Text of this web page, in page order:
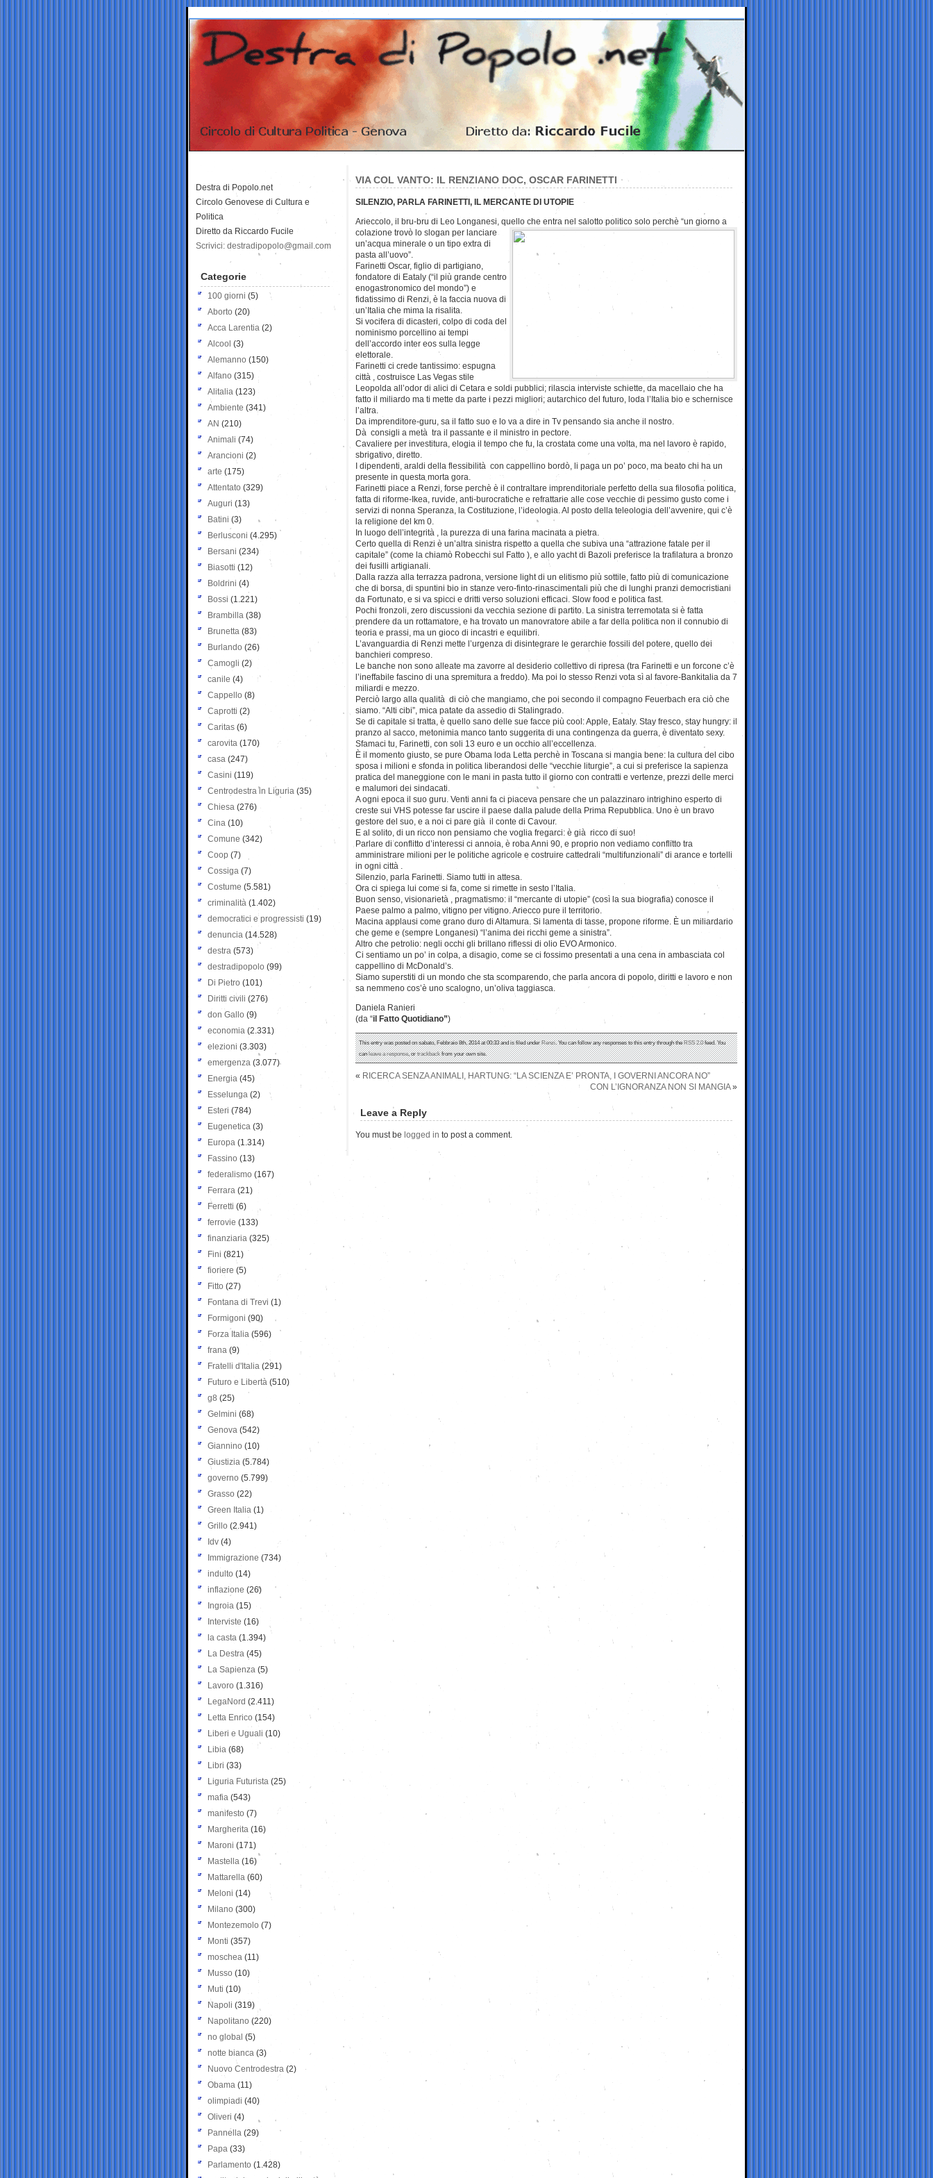
VIA COL VANTO: IL RENZIANO DOC, OSCAR FARINETTI
SILENZIO, PARLA FARINETTI, IL MERCANTE DI UTOPIE
Arieccolo, il bru-bru di Leo Longanesi, quello che entra nel salotto politico solo perchè “un giorno a
colazione trovò lo slogan per lanciare
un’acqua minerale o un tipo extra di
pasta all’uovo”.
Farinetti Oscar, figlio di partigiano,
fondatore di Eataly (“il più grande centro
enogastronomico del mondo”) e
fidatissimo di Renzi, è la faccia nuova di
un’Italia che mima la risalita.
Si vocifera di dicasteri, colpo di coda del
nominismo porcellino ai tempi
dell’accordo inter eos sulla legge
elettorale.
Farinetti ci crede tantissimo: espugna
città , costruisce Las Vegas stile
Leopolda all’odor di alici di Cetara e soldi pubblici; rilascia interviste schiette, da macellaio che ha
fatto il miliardo ma ti mette da parte i pezzi migliori; autarchico del futuro, loda l’Italia bio e schernisce
l’altra.
Da imprenditore-guru, sa il fatto suo e lo va a dire in Tv pensando sia anche il nostro.
Dà consigli a metà tra il passante e il ministro in pectore.
Cavaliere per investitura, elogia il tempo che fu, la crostata come una volta, ma nel lavoro è rapido,
sbrigativo, diretto.
I dipendenti, araldi della flessibilità con cappellino bordò, li paga un po’ poco, ma beato chi ha un
presente in questa morta gora.
Farinetti piace a Renzi, forse perchè è il contraltare imprenditoriale perfetto della sua filosofia politica,
fatta di riforme-Ikea, ruvide, anti-burocratiche e refrattarie alle cose vecchie di pessimo gusto come i
servizi di nonna Speranza, la Costituzione, l’ideologia. Al posto della teleologia dell’avvenire, qui c’è
la religione del km 0.
In luogo dell’integrità , la purezza di una farina macinata a pietra.
Certo quella di Renzi è un’altra sinistra rispetto a quella che subiva una “attrazione fatale per il
capitale” (come la chiamò Robecchi sul Fatto ), e allo yacht di Bazoli preferisce la trafilatura a bronzo
dei fusilli artigianali.
Dalla razza alla terrazza padrona, versione light di un elitismo più sottile, fatto più di comunicazione
che di borsa, di spuntini bio in stanze vero-finto-rinascimentali più che di lunghi pranzi democristiani
da Fortunato, e si va spicci e dritti verso soluzioni efficaci. Slow food e politica fast.
Pochi fronzoli, zero discussioni da vecchia sezione di partito. La sinistra terremotata si è fatta
prendere da un rottamatore, e ha trovato un manovratore abile a far della politica non il connubio di
teoria e prassi, ma un gioco di incastri e equilibri.
L’avanguardia di Renzi mette l’urgenza di disintegrare le gerarchie fossili del potere, quello dei
banchieri compreso.
Le banche non sono alleate ma zavorre al desiderio collettivo di ripresa (tra Farinetti e un forcone c’è
l’ineffabile fascino di una spremitura a freddo). Ma poi lo stesso Renzi vota sì al favore-Bankitalia da 7
miliardi e mezzo.
Perciò largo alla qualità di ciò che mangiamo, che poi secondo il compagno Feuerbach era ciò che
siamo. “Alti cibi”, mica patate da assedio di Stalingrado.
Se di capitale si tratta, è quello sano delle sue facce più cool: Apple, Eataly. Stay fresco, stay hungry: il
pranzo al sacco, metonimia manco tanto suggerita di una contingenza da guerra, è diventato sexy.
Sfamaci tu, Farinetti, con soli 13 euro e un occhio all’eccellenza.
È il momento giusto, se pure Obama loda Letta perchè in Toscana si mangia bene: la cultura del cibo
sposa i milioni e sfonda in politica liberandosi delle “vecchie liturgie”, a cui si preferisce la sapienza
pratica del maneggione con le mani in pasta tutto il giorno con contratti e vertenze, prezzi delle merci
e malumori dei sindacati.
A ogni epoca il suo guru. Venti anni fa ci piaceva pensare che un palazzinaro intrighino esperto di
creste sui VHS potesse far uscire il paese dalla palude della Prima Repubblica. Uno è un bravo
gestore del suo, e a noi ci pare già il conte di Cavour.
E al solito, di un ricco non pensiamo che voglia fregarci: è già ricco di suo!
Parlare di conflitto d’interessi ci annoia, è roba Anni 90, e proprio non vediamo conflitto tra
amministrare milioni per le politiche agricole e costruire cattedrali “multifunzionali” di arance e tortelli
in ogni città .
Silenzio, parla Farinetti. Siamo tutti in attesa.
Ora ci spiega lui come si fa, come si rimette in sesto l’Italia.
Buon senso, visionarietà , pragmatismo: il “mercante di utopie” (così la sua biografia) conosce il
Paese palmo a palmo, vitigno per vitigno. Ariecco pure il territorio.
Macina applausi come grano duro di Altamura. Si lamenta di tasse, propone riforme. È un miliardario
che geme e (sempre Longanesi) “l’anima dei ricchi geme a sinistra”.
Altro che petrolio: negli occhi gli brillano riflessi di olio EVO Armonico.
Ci sentiamo un po’ in colpa, a disagio, come se ci fossimo presentati a una cena in ambasciata col
cappellino di McDonald’s.
Siamo superstiti di un mondo che sta scomparendo, che parla ancora di popolo, diritti e lavoro e non
sa nemmeno cos’è uno scalogno, un’oliva taggiasca.
Daniela Ranieri
(da “il Fatto Quotidiano”)
This entry was posted on sabato, Febbraio 8th, 2014 at 00:33 and is filed underRenzi. You can follow any responses to this entry through theRSS 2.0feed. You
canleave a response, ortrackbackfrom your own site.
« RICERCA SENZA ANIMALI, HARTUNG: “LA SCIENZA E’ PRONTA, I GOVERNI ANCORA NO”
CON L’IGNORANZA NON SI MANGIA»
Leave a Reply
You must be logged in to post a comment.
Destra di Popolo.net
Circolo Genovese di Cultura e
Politica
Diretto da Riccardo Fucile
Scrivici: destradipopolo@gmail.com
Categorie
100 giorni (5)
Aborto (20)
Acca Larentia (2)
Alcool (3)
Alemanno (150)
Alfano (315)
Alitalia (123)
Ambiente (341)
AN (210)
Animali (74)
Arancioni (2)
arte (175)
Attentato (329)
Auguri (13)
Batini (3)
Berlusconi (4.295)
Bersani (234)
Biasotti (12)
Boldrini (4)
Bossi (1.221)
Brambilla (38)
Brunetta (83)
Burlando (26)
Camogli (2)
canile (4)
Cappello (8)
Caprotti (2)
Caritas (6)
carovita (170)
casa (247)
Casini (119)
Centrodestra in Liguria (35)
Chiesa (276)
Cina (10)
Comune (342)
Coop (7)
Cossiga (7)
Costume (5.581)
criminalità (1.402)
democratici e progressisti (19)
denuncia (14.528)
destra (573)
destradipopolo (99)
Di Pietro (101)
Diritti civili (276)
don Gallo (9)
economia (2.331)
elezioni (3.303)
emergenza (3.077)
Energia (45)
Esselunga (2)
Esteri (784)
Eugenetica (3)
Europa (1.314)
Fassino (13)
federalismo (167)
Ferrara (21)
Ferretti (6)
ferrovie (133)
finanziaria (325)
Fini (821)
fioriere (5)
Fitto (27)
Fontana di Trevi (1)
Formigoni (90)
Forza Italia (596)
frana (9)
Fratelli d'Italia (291)
Futuro e Libertà (510)
g8 (25)
Gelmini (68)
Genova (542)
Giannino (10)
Giustizia (5.784)
governo (5.799)
Grasso (22)
Green Italia (1)
Grillo (2.941)
Idv (4)
Immigrazione (734)
indulto (14)
inflazione (26)
Ingroia (15)
Interviste (16)
la casta (1.394)
La Destra (45)
La Sapienza (5)
Lavoro (1.316)
LegaNord (2.411)
Letta Enrico (154)
Liberi e Uguali (10)
Libia (68)
Libri (33)
Liguria Futurista (25)
mafia (543)
manifesto (7)
Margherita (16)
Maroni (171)
Mastella (16)
Mattarella (60)
Meloni (14)
Milano (300)
Montezemolo (7)
Monti (357)
moschea (11)
Musso (10)
Muti (10)
Napoli (319)
Napolitano (220)
no global (5)
notte bianca (3)
Nuovo Centrodestra (2)
Obama (11)
olimpiadi (40)
Oliveri (4)
Pannella (29)
Papa (33)
Parlamento (1.428)